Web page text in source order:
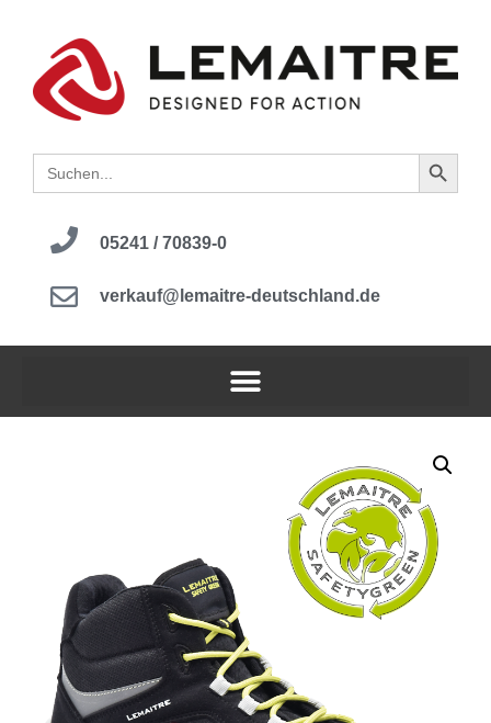
Search
for:
Search
05241 / 70839-0
verkauf@lemaitre-deutschland.de